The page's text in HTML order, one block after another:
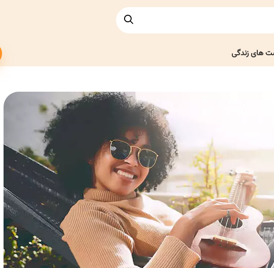
های زندگی